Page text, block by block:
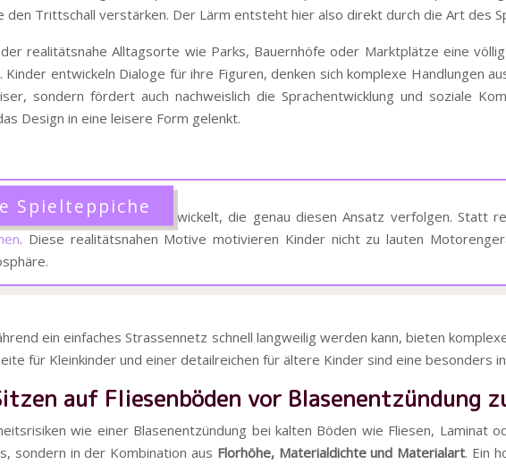
Trittschall verstärken. Der Lärm entsteht hier also direkt durch die Art des
realitätsnahe Alltagsorte wie Parks, Bauernhöfe oder Marktplätze eine
Kinder entwickeln Dialoge für ihre Figuren, denken sich komplexe Handlungen
sondern fördert auch nachweislich die Sprachentwicklung und soziale
Design in eine leisere Form gelenkt.
Spielteppiche
Pädagogen Teppiche entwickelt, die genau diesen Ansatz verfolgen. Statt
. Diese realitätsnahen Motive motivieren Kinder nicht zu lauten
ein einfaches Strassennetz schnell langweilig werden kann, bieten
für Kleinkinder und einer detailreichen für ältere Kinder sind eine besonders
auf Fliesenböden vor Blasenentzündung
wie einer Blasenentzündung bei kalten Böden wie Fliesen, Laminat
sondern in der Kombination aus Florhöhe, Materialdichte und Materialart. Ein